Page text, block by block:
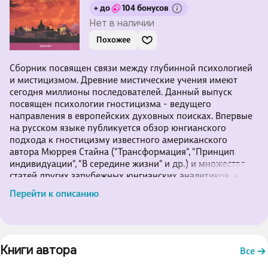
+ до 104 бонусов
Нет в наличии
Похожее
Сборник посвящен связи между глубинной психологией
и мистицизмом. Древние мистические учения имеют
сегодня миллионы последователей. Данный выпуск
посвящен психологии гностицизма - ведущего
направления в европейских духовных поисках. Впервые
на русском языке публикуется обзор юнгианского
подхода к гностицизму известного американского
автора Мюррея Стайна ("Трансформация", "Принцип
индивидуации", "В середине жизни" и др.) и множество
статей других зарубежных юнгианских аналитиков, а
также современных адептов гностицизма. Сборник будет
интересен психологам, философам, религиоведам,
Перейти к описанию
Книги автора Все